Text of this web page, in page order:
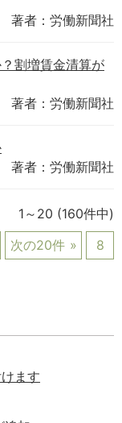
著者：労働新聞社
割増賃金清算が
著者：労働新聞社
著者：労働新聞社
1～20 (160件中)
次の20件 8
ます